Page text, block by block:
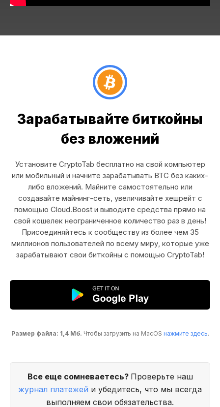
Зарабатывайте биткойны
без вложений
Установите CryptoTab бесплатно на свой компьютер
или мобильный и начните зарабатывать BTC без каких-
либо вложений. Майните самостоятельно или
создавайте майнинг-сеть, увеличивайте хешрейт с
помощью Cloud.Boost и выводите средства прямо на
свой кошелек неограниченное количество раз в день!
Присоединяйтесь к сообществу из более чем 35
миллионов пользователей по всему миру, которые уже
зарабатывают свои биткойны с помощью CryptoTab!
Размер файла: 1,4 Мб. Чтобы загрузить на MacOS нажмите здесь.
Все еще сомневаетесь? Проверьте наш
журнал платежей и убедитесь, что мы всегда
выполняем свои обязательства.